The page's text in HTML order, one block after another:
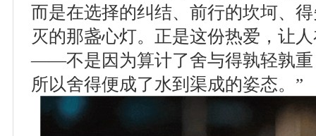
而是在选择的纠结、前行的坎坷、
灭的那盏心灯。正是这份热爱，让
——不是因为算计了舍与得孰轻孰重
所以舍得便成了水到渠成的姿态。”